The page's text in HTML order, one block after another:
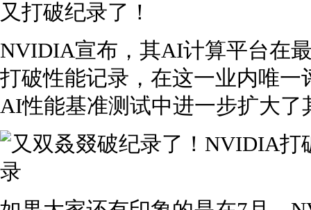
又打破纪录了！
NVIDIA宣布，其AI计算平台在
打破性能记录，在这一业内唯
AI性能基准测试中进一步扩大了